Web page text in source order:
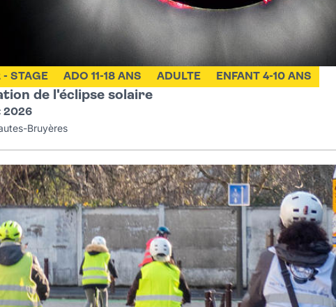
de l'éclipse solaire
- STAGE ADO 11-18 ANS ADULTE ENFANT 4-10 ANS
2026
Bruyères